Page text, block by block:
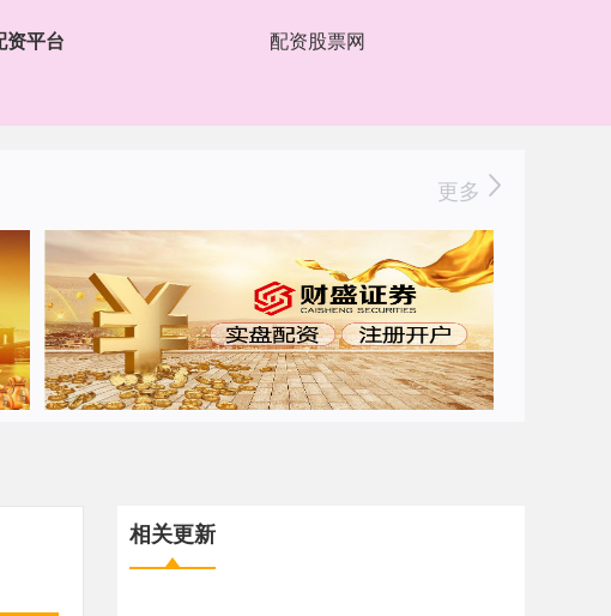
资平台 配资股票网
更多
相关更新